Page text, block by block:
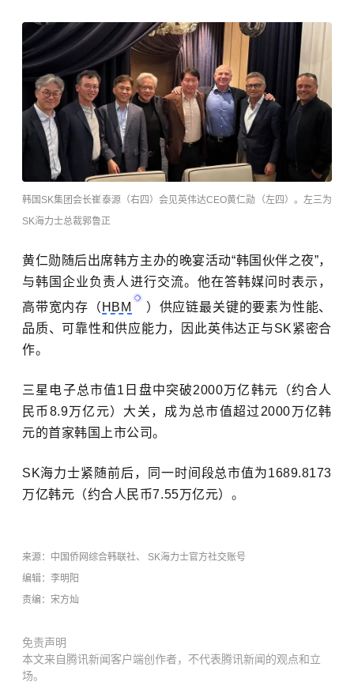
韩国SK集团会长崔泰源（右四）会见英伟达CEO黄仁勋（左四）。左三为
SK海力士总裁郭鲁正
黄仁勋随后出席韩方主办的晚宴活动“韩国伙伴之夜”，
与韩国企业负责人进行交流。他在答韩媒问时表示，
高带宽内存（ HBM
）供应链最关键的要素为性能、
品质、可靠性和供应能力，因此英伟达正与SK紧密合
作。
三星电子总市值1日盘中突破2000万亿韩元（约合人
民币8.9万亿元）大关，成为总市值超过2000万亿韩
元的首家韩国上市公司。
SK海力士紧随前后，同一时间段总市值为1689.8173
万亿韩元（约合人民币7.55万亿元） 。
来源： 中国侨网综合韩联社、 SK海力士官方社交账号
编辑：李明阳
责编：宋方灿
免责声明
本文来自腾讯新闻客户端创作者，不代表腾讯新闻的观点和立
场。